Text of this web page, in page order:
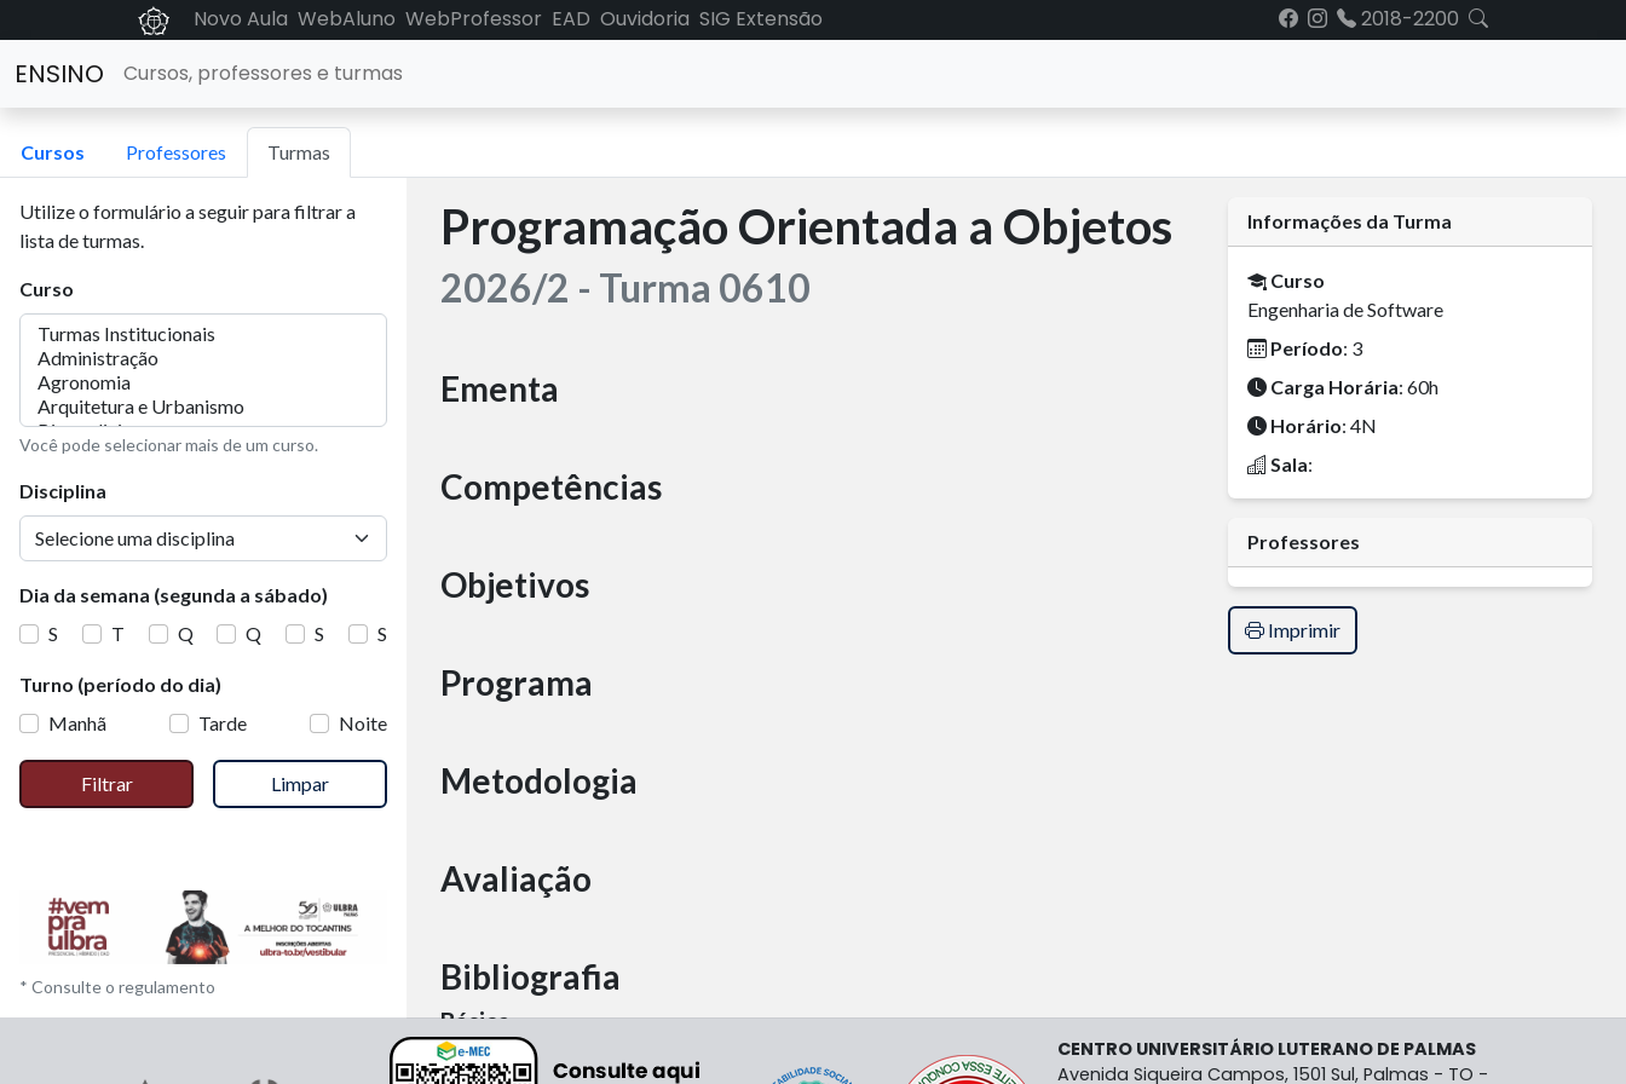
Novo Aula WebAluno WebProfessor EAD Ouvidoria SIG Extensão 2018-2200
ENSINO Cursos, professores e turmas
Cursos Professores Turmas
Utilize o formulário a seguir para filtrar a
lista de turmas.
Curso
Você pode selecionar mais de um curso.
Disciplina
Dia da semana (segunda a sábado)
S
T Q Q S S
Turno (período do dia)
Manhã
Tarde Noite
Filtrar Limpar
* Consulte o regulamento
Programação Orientada a Objetos
2026/2 - Turma 0610
Ementa
Competências
Objetivos
Programa
Metodologia
Avaliação
Bibliografia
Básica
Informações da Turma
Curso
Engenharia de Software
Período: 3
Carga Horária: 60h
Horário: 4N
Sala:
Professores
Imprimir
CENTRO UNIVERSITÁRIO LUTERANO DE PALMAS
Avenida Siqueira Campos, 1501 Sul, Palmas - TO -